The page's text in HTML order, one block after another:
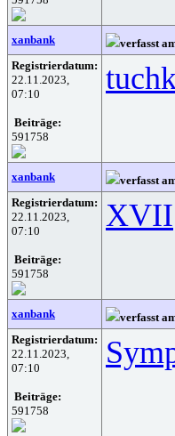
xanbank verfasst
Registrierdatum:
22.11.2023,
07:10
Beiträge:
591758
xanbank verfasst
Registrierdatum:
22.11.2023,
07:10
Beiträge:
591758
XVII
xanbank verfasst
Registrierdatum:
22.11.2023,
07:10
Beiträge:
591758